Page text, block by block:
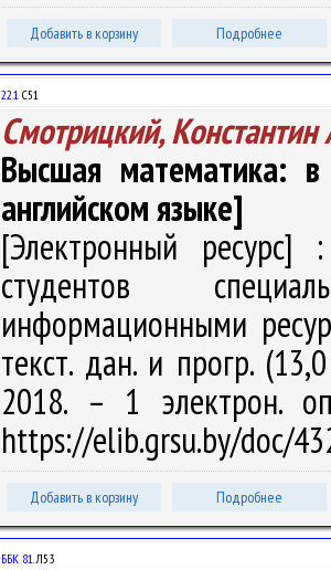
Добавить в корзину Подробнее
22.1 С51
Смотрицкий, Константин
Высшая математика:
английском языке]
[Электронный ресурс]
студентов
информационными
текст. дан. и прогр.
2018. – 1 электрон.
https://elib.grsu.by/doc/
Добавить в корзину Подробнее
ББК 81.Л53